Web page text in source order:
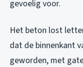
gevoelig voor.
Het beton lost
dat de binnenkant
geworden, met